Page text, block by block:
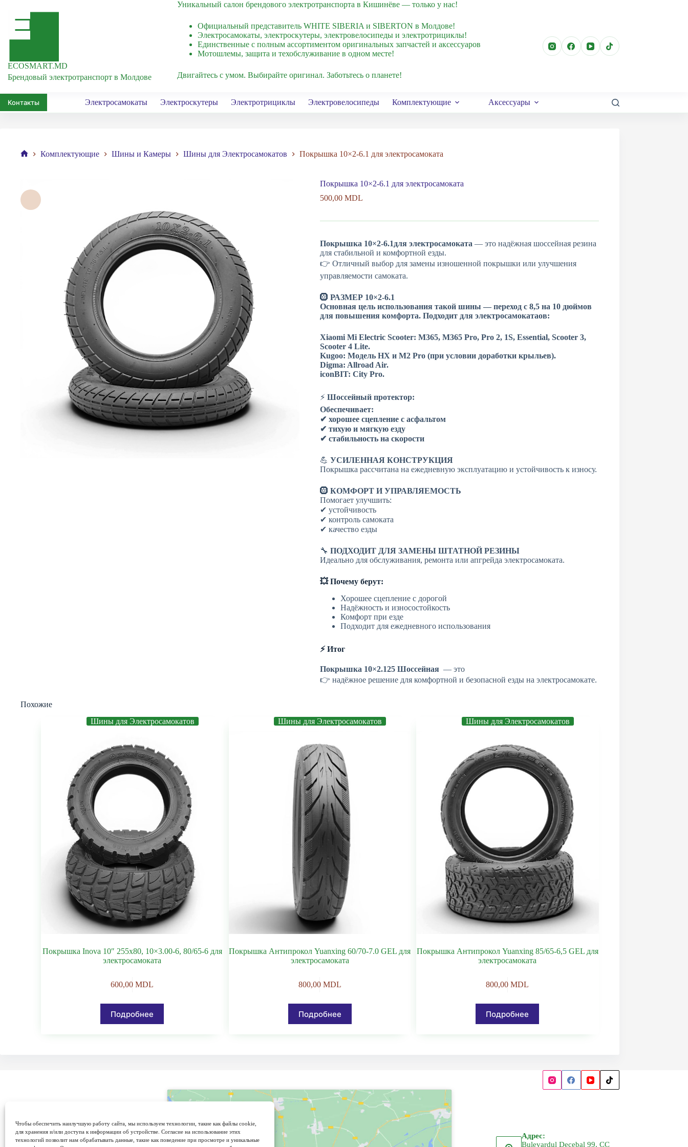
Чтобы обеспечить наилучшую работу сайта, мы используем технологии, такие как файлы cookie,
для хранения и/или доступа к информации об устройстве. Согласие на использование этих
технологий позволит нам обрабатывать данные, такие как поведение при просмотре и уникальные
сути
ECOSMART.MD
Брендовый электротранспорт в Молдове
Уникальный салон брендового электротранспорта в Кишинёве — только у нас!
Официальный представитель WHITE SIBERIA и SIBERTON в Молдове!
Электросамокаты, электроскутеры, электровелосипеды и электротрициклы!
Единственные с полным ассортиментом оригинальных запчастей и аксессуаров
Мотошлемы, защита и техобслуживание в одном месте!
Двигайтесь с умом. Выбирайте оригинал. Заботьтесь о планете!
Контакты Электросамокаты Электроскутеры Электротрициклы Электровелосипеды Комплектующие Аксессуары
Комплектующие Шины и Камеры Шины для Электросамокатов Покрышка 10×2-6.1 для электросамоката
Покрышка 10×2-6.1 для электросамоката
500,00 MDL
Покрышка 10×2-6.1для электросамоката — это надёжная шоссейная резина
для стабильной и комфортной езды.
👉 Отличный выбор для замены изношенной покрышки или улучшения
управляемости самоката.
🛞 РАЗМЕР 10×2-6.1
Основная цель использования такой шины — переход с 8,5 на 10 дюймов
для повышения комфорта. Подходит для электросамокатаов:
Xiaomi Mi Electric Scooter: M365, M365 Pro, Pro 2, 1S, Essential, Scooter 3,
Scooter 4 Lite.
Kugoo: Модель HX и M2 Pro (при условии доработки крыльев).
Digma: Allroad Air.
iconBIT: City Pro.
⚡Шоссейный протектор:
Обеспечивает:
✔ хорошее сцепление с асфальтом
✔ тихую и мягкую езду
✔ стабильность на скорости
💪 УСИЛЕННАЯ КОНСТРУКЦИЯ
Покрышка рассчитана на ежедневную эксплуатацию и устойчивость к износу.
🛞 КОМФОРТ И УПРАВЛЯЕМОСТЬ
Помогает улучшить:
✔ устойчивость
✔ контроль самоката
✔ качество езды
🔧 ПОДХОДИТ ДЛЯ ЗАМЕНЫ ШТАТНОЙ РЕЗИНЫ
Идеально для обслуживания, ремонта или апгрейда электросамоката.
💥 Почему берут:
Хорошее сцепление с дорогой
Надёжность и износостойкость
Комфорт при езде
Подходит для ежедневного использования
⚡ Итог
Покрышка 10×2.125 Шоссейная — это
👉 надёжное решение для комфортной и безопасной езды на электросамокате.
Похожие
Шины для Электросамокатов
Покрышка Inova 10″ 255х80, 10×3.00-6, 80/65-6 для
электросамоката
600,00MDL
Подробнее
Шины для Электросамокатов
Покрышка Антипрокол Yuanxing 60/70-7.0 GEL для
электросамоката
800,00 MDL
Подробнее
Шины для Электросамокатов
Покрышка Антипрокол Yuanxing 85/65-6,5 GEL для
электросамоката
800,00MDL
Подробнее
Адрес:
Bulevardul Decebal 99, CC